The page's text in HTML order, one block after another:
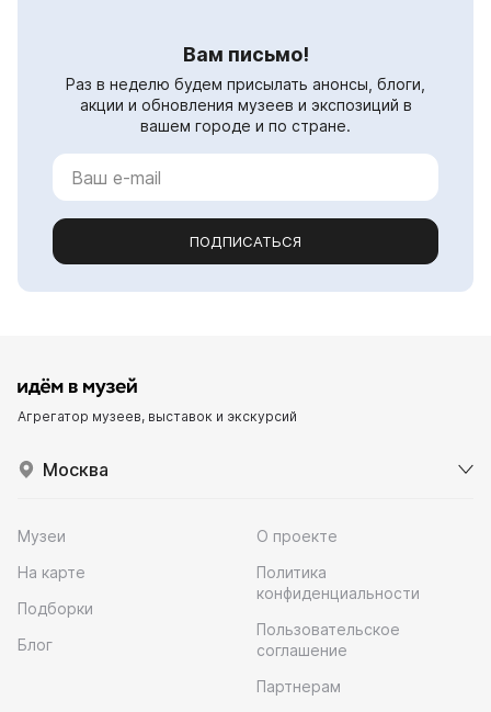
Вам письмо!
Раз в неделю будем присылать анонсы, блоги,
акции и обновления музеев и экспозиций в
вашем городе и по стране.
ПОДПИСАТЬСЯ
Агрегатор музеев, выставок и экскурсий
Москва
Музеи
На карте
Подборки
Блог
О проекте
Политика
конфиденциальности
Пользовательское
соглашение
Партнерам